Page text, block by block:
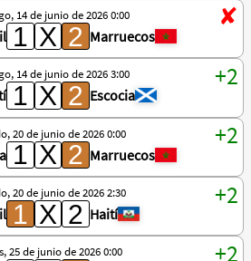
14 de junio de 2026 0:00
Marruecos
14 de junio de 2026 3:00
Escocia
20 de junio de 2026 0:00
Marruecos
20 de junio de 2026 2:30
Haití
25 de junio de 2026 0:00